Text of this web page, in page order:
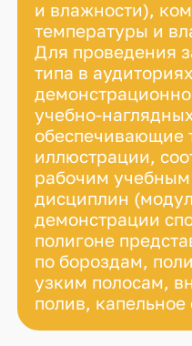
и влажности),
температуры и
Для проведения
типа в
учебно-
обеспечивающие
иллюстрации,
рабочим
дисциплин
демонстрации
полигоне
по бороздам,
узким полосам,
полив,